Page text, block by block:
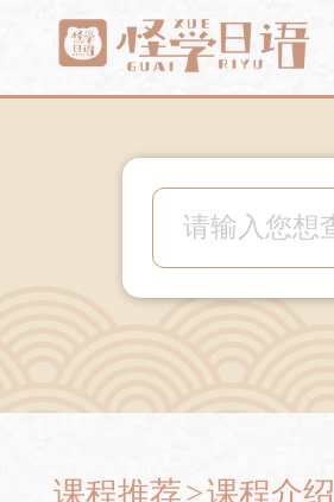
课程推荐>课程介绍